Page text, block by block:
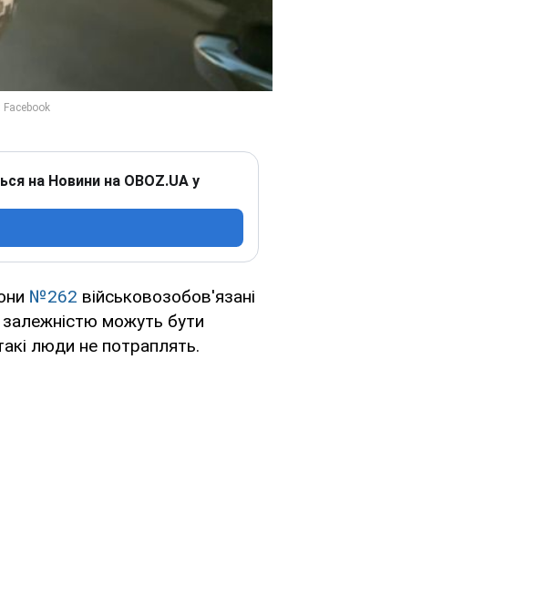
на Новини на OBOZ.UA у
№262 військовозобов'язані
можуть бути
люди не потраплять.